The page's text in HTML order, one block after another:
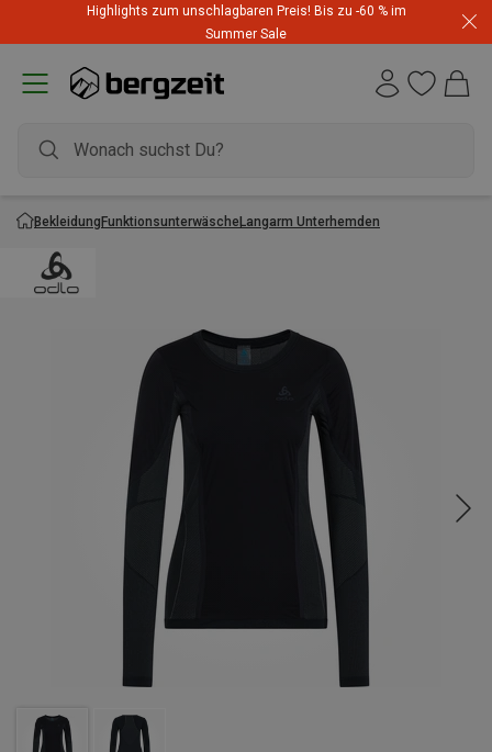
Highlights zum unschlagbaren Preis! Bis zu -60 % im
Summer Sale
BekleidungFunktionsunterwäscheLangarm Unterhemden